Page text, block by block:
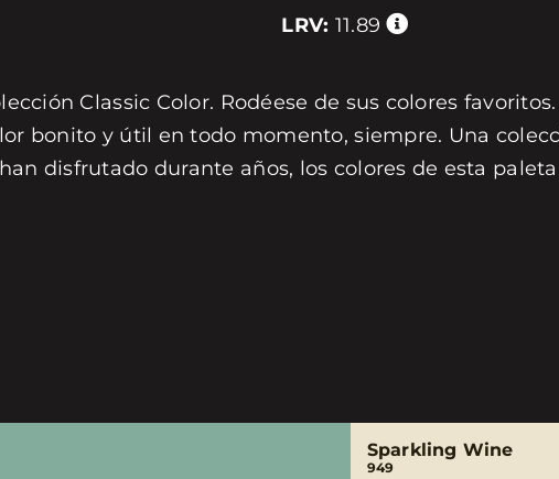
LRV: 11.89
Classic Color. Rodéese de sus colores
bonito y útil en todo momento, siempre. Una
disfrutado durante años, los colores de esta
Sparkling Wine
949